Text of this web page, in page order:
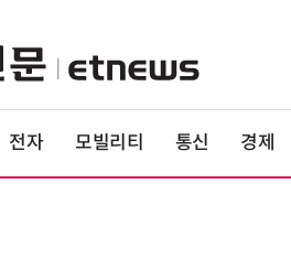
전자 모빌리티 통신 경제